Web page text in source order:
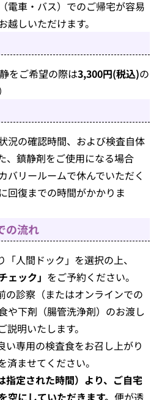
電車・バス）でのご帰宅が容易
しいただけます。
静をご希望の際は3,300円(税込)の
況の確認時間、および検査自体
、鎮静剤をご使用になる場合
バリールームで休んでいただく
回復までの時間がかかりま
の流れ
人間ドック」を選択の上、
ェック」 をご予約ください。
の診察（またはオンラインでの
や下剤（腸管洗浄剤）のお渡し
明いたします。
い専用の検査食をお召し上がり
済ませてください。
指定された時間）より、ご自宅
にしていただきます。 便が透